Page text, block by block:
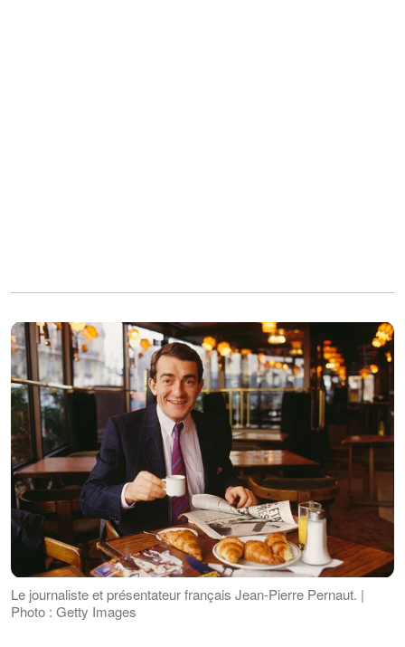
Le journaliste et présentateur français Jean-Pierre Pernaut. |
Photo : Getty Images